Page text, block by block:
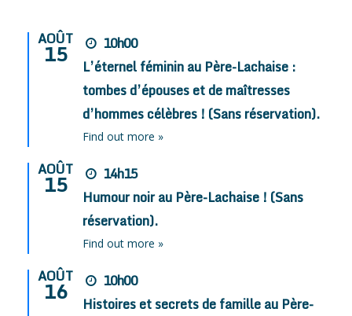
AOÛT
15
10h00
L’éternel féminin au Père-Lachaise :
tombes d’épouses et de maîtresses
d’hommes célèbres ! (Sans réservation).
Find out more »
AOÛT
15
14h15
Humour noir au Père-Lachaise ! (Sans
réservation).
Find out more »
AOÛT
16
10h00
Histoires et secrets de famille au Père-